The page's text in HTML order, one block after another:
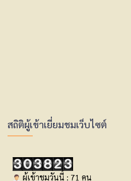
สถิติผู้เข้าเยี่ยมชมเว็บไซต์
ผู้เข้าชมวันนี้ : 71 คน